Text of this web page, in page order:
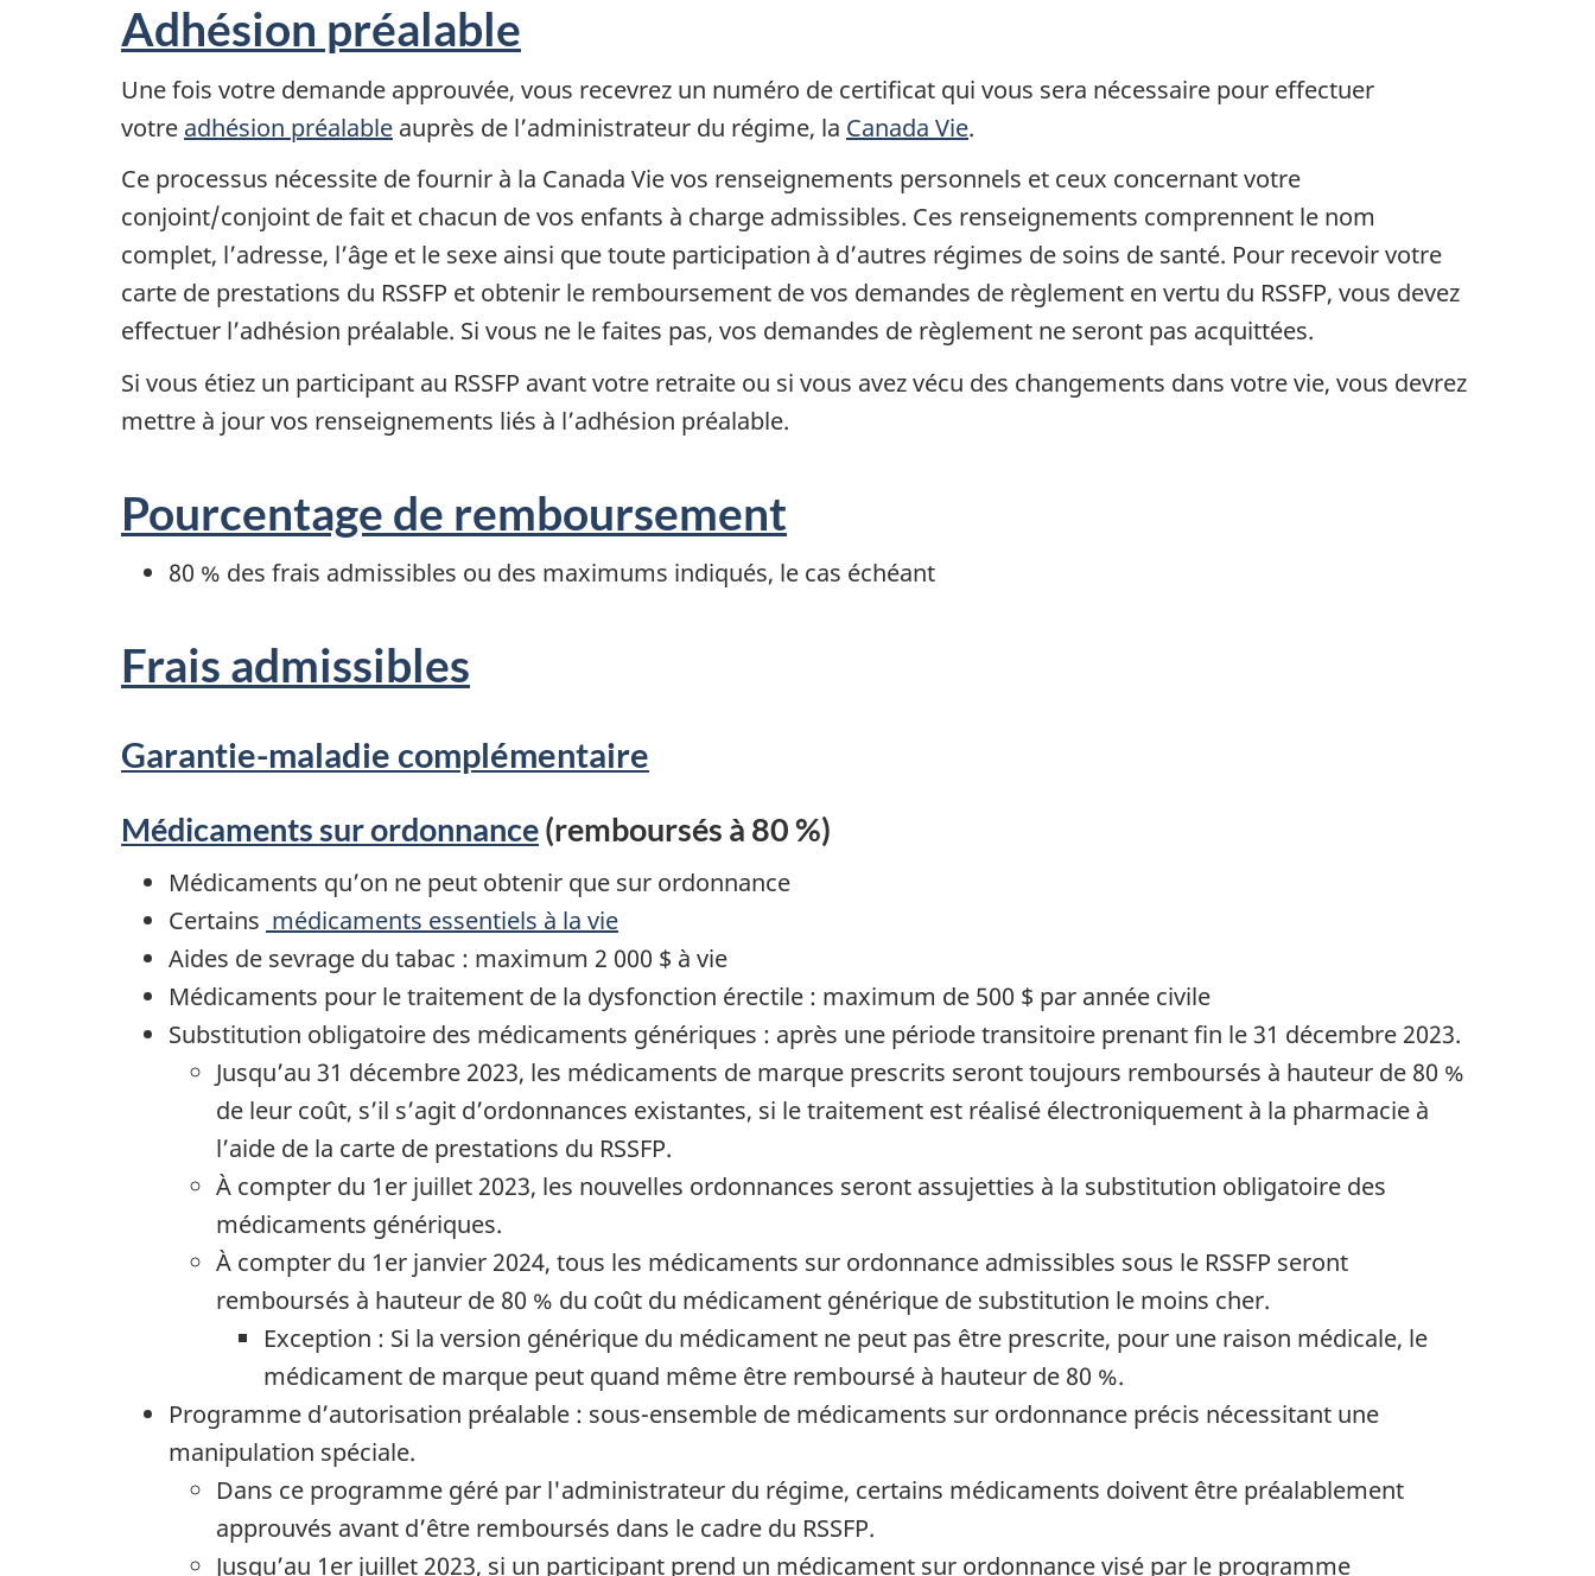
Adhésion préalable
Une fois votre demande approuvée, vous recevrez un numéro de certificat qui vous sera nécessaire pour effectuer
votre adhésion préalable auprès de l’administrateur du régime, la Canada Vie.
Ce processus nécessite de fournir à la Canada Vie vos renseignements personnels et ceux concernant votre
conjoint/conjoint de fait et chacun de vos enfants à charge admissibles. Ces renseignements comprennent le nom
complet, l’adresse, l’âge et le sexe ainsi que toute participation à d’autres régimes de soins de santé. Pour recevoir votre
carte de prestations du RSSFP et obtenir le remboursement de vos demandes de règlement en vertu du RSSFP, vous devez
effectuer l’adhésion préalable. Si vous ne le faites pas, vos demandes de règlement ne seront pas acquittées.
Si vous étiez un participant au RSSFP avant votre retraite ou si vous avez vécu des changements dans votre vie, vous devrez
mettre à jour vos renseignements liés à l’adhésion préalable.
Pourcentage de remboursement
80 % des frais admissibles ou des maximums indiqués, le cas échéant
Frais admissibles
Garantie-maladie complémentaire
Médicaments sur ordonnance(remboursés à 80 %)
Médicaments qu’on ne peut obtenir que sur ordonnance
Certains médicaments essentiels à la vie
Aides de sevrage du tabac : maximum 2 000 $ à vie
Médicaments pour le traitement de la dysfonction érectile : maximum de 500 $ par année civile
Substitution obligatoire des médicaments génériques : après une période transitoire prenant fin le 31 décembre 2023.
Jusqu’au 31 décembre 2023, les médicaments de marque prescrits seront toujours remboursés à hauteur de 80 %
de leur coût, s’il s’agit d’ordonnances existantes, si le traitement est réalisé électroniquement à la pharmacie à
l’aide de la carte de prestations du RSSFP.
À compter du 1er juillet 2023, les nouvelles ordonnances seront assujetties à la substitution obligatoire des
médicaments génériques.
À compter du 1er janvier 2024, tous les médicaments sur ordonnance admissibles sous le RSSFP seront
remboursés à hauteur de 80 % du coût du médicament générique de substitution le moins cher.
Exception : Si la version générique du médicament ne peut pas être prescrite, pour une raison médicale, le
médicament de marque peut quand même être remboursé à hauteur de 80 %.
Programme d’autorisation préalable : sous-ensemble de médicaments sur ordonnance précis nécessitant une
manipulation spéciale.
Dans ce programme géré par l'administrateur du régime, certains médicaments doivent être préalablement
approuvés avant d’être remboursés dans le cadre du RSSFP.
Jusqu’au 1er juillet 2023, si un participant prend un médicament sur ordonnance visé par le programme